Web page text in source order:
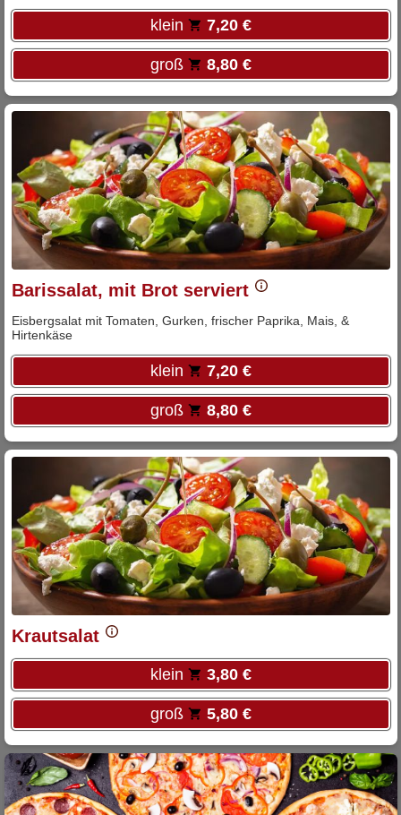
klein 7,20 €
groß 8,80 €
Barissalat, mit Brot serviert
Eisbergsalat mit Tomaten, Gurken, frischer Paprika, Mais, &
Hirtenkäse
klein 7,20 €
groß 8,80 €
Krautsalat
klein 3,80 €
groß 5,80 €